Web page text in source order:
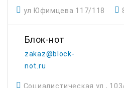
ул Юфимцева 117/118
Блок-нот
zakaz@block-
not.ru
Социалистическая ул.,